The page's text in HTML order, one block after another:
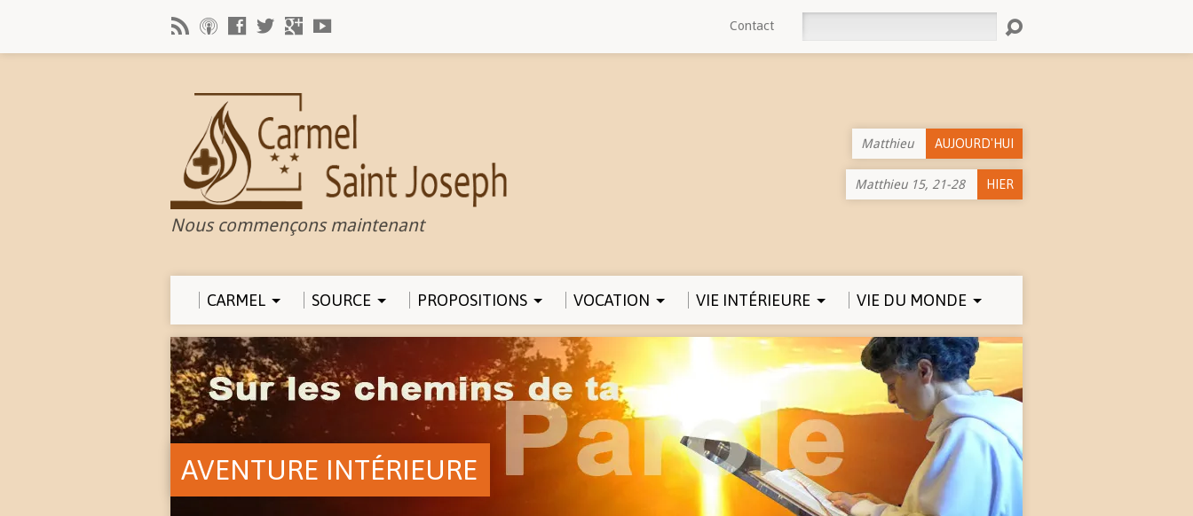
Contact
Nous commençons maintenant
Matthieu AUJOURD'HUI
Matthieu 15, 21-28 HIER
CARMEL SOURCE PROPOSITIONS VOCATION VIE INTÉRIEURE VIE DU MONDE
AVENTURE INTÉRIEURE